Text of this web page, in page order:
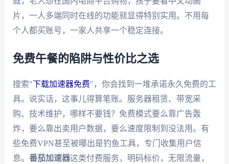
片，一人多端同时在线的功能就显得特别实用。不用每
个人都买账号，一家人共享一个稳定连接。
免费午餐的陷阱与性价比之选
搜索"下载加速器免费"，你会找到一堆承诺永久免费的工
具。说实话，这事儿得算笔账。服务器租赁、带宽采
购、技术维护，哪样不要钱？免费模式要么靠广告轰
炸，要么靠出卖用户数据，要么速度限制到没法用。有
些免费VPN甚至被曝出是钓鱼工具，专门收集用户信
息。 番茄加速器这类付费服务，明码标价，无限流量，